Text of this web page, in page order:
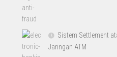
Sistem Settlement
Jaringan ATM